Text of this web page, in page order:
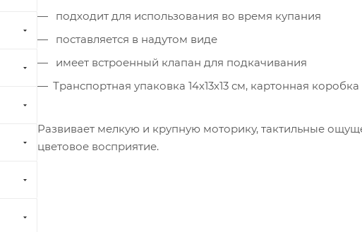
подходит для использования во время купания
поставляется в надутом виде
имеет встроенный клапан для подкачивания
Транспортная упаковка 14х13х13 см, картонная коробка
Развивает мелкую и крупную моторику, тактильные
цветовое восприятие.